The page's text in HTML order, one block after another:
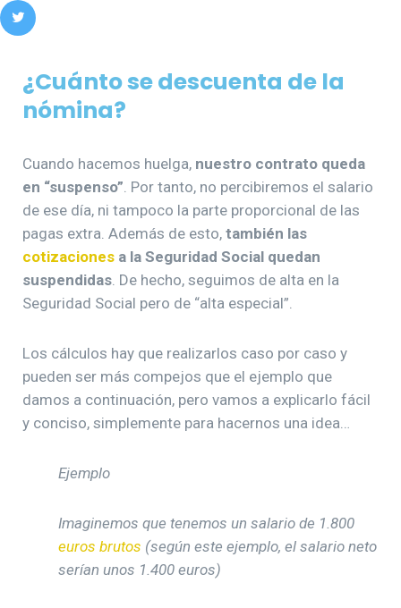
¿Cuánto se descuenta de la
nómina?
Cuando hacemos huelga, nuestro contrato queda
en “suspenso” . Por tanto, no percibiremos el salario
de ese día, ni tampoco la parte proporcional de las
pagas extra. Además de esto, también las
cotizaciones a la Seguridad Social quedan
suspendidas . De hecho, seguimos de alta en la
Seguridad Social pero de “alta especial”.
Los cálculos hay que realizarlos caso por caso y
pueden ser más compejos que el ejemplo que
damos a continuación, pero vamos a explicarlo fácil
y conciso, simplemente para hacernos una idea…
Ejemplo
Imaginemos que tenemos un salario de 1. 800
euros brutos (según este ejemplo, el salario neto
serían unos 1.400 euros)